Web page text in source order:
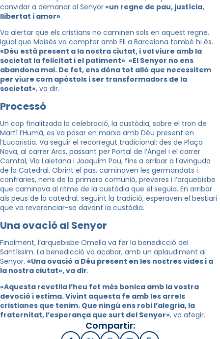
convidar a demanar al Senyor«un regne de pau, justícia,
llibertat i amor».
Va alertar que els cristians no caminen sols en aquest regne.
Igual que Moisès va comptar amb Ell a Barcelona també hi és.
«Déu està present a la nostra ciutat, i vol viure amb la
societat la felicitat i el patiment». «El Senyor no ens
abandona mai. De fet, ens dóna tot allò que necessitem
per viure com apòstols i ser transformadors de la
societat», va dir.
Processó
Un cop finalitzada la celebració, la custòdia, sobre el tron de
Martí l’Humà, es va posar en marxa amb Déu present en
l’Eucaristia. Va seguir el recorregut tradicional: des de Plaça
Nova, al carrer Arcs, passant per Portal de l’Àngel i el carrer
Comtal, Via Laietana i Joaquim Pou, fins a arribar a l’avinguda
de la Catedral. Obrint el pas, caminaven les germandats i
confraries, nens de la primera comunió, preveres i l’arquebisbe
que caminava al ritme de la custòdia que el seguia. En arribar
als peus de la catedral, seguint la tradició, esperaven el bestiari
que va reverenciar-se davant la custòdia.
Una ovació al Senyor
Finalment, l’arquebisbe Omella va fer la benedicció del
Santíssim. La benedicció va acabar, amb un aplaudiment al
Senyor. «Una ovació a Déu present en les nostres vides i a
la nostra ciutat», va dir.
«Aquesta revetlla l’heu fet més bonica amb la vostra
devoció i estima. Vivint aquesta fe amb les arrels
cristianes que tenim. Que ningú ens robi l’alegria, la
fraternitat, l’esperança que surt del Senyor», va afegir.
Compartir: